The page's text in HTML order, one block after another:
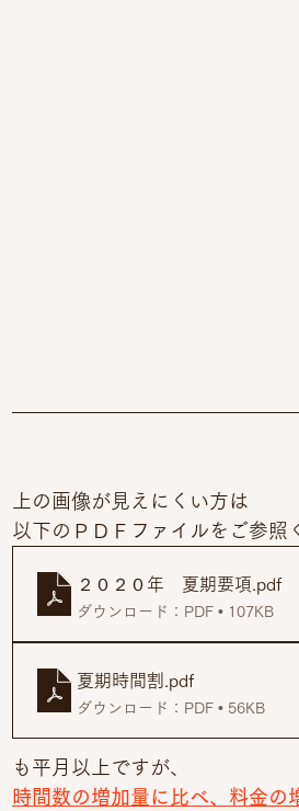
上の画像が見えにくい方は
以下のＰＤＦファイルをご参照
２０２０年 夏期要項 .pdf
ダウンロード：PDF • 107KB
夏期時間割 .pdf
ダウンロード：PDF • 56KB
も平月以上ですが、
時間数の増加量に比べ、料金